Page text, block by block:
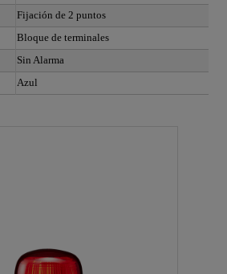
Fijación de 2 puntos
Bloque de terminales
Sin Alarma
Azul